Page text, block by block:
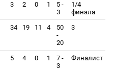
3 2 0 1
5 -
3
1/4
финала
34 19 11 4
50
-
20
3
5 4 0 1
7 -
3
Финалист